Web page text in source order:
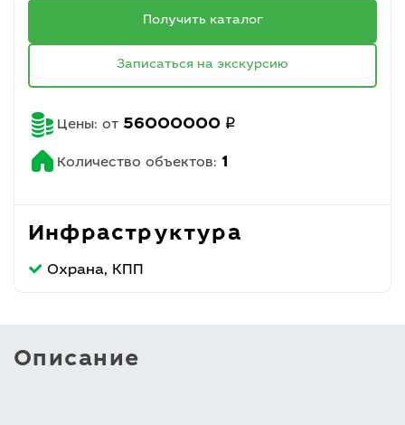
Получить каталог
Записаться на экскурсию
Цены: от 56000000 q
Количество объектов: 1
Инфраструктура
Охрана, КПП
Описание